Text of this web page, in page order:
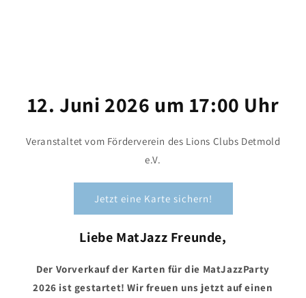
12. Juni 2026 um 17:00 Uhr
Veranstaltet vom Förderverein des Lions Clubs Detmold
e.V.
Jetzt eine Karte sichern!
Liebe MatJazz Freunde,
Der Vorverkauf der Karten für die MatJazzParty
2026 ist gestartet! Wir freuen uns jetzt auf einen